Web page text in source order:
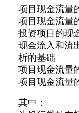
项目现金流量
项目现金流量
投资项目的现
现金流入和流
析的基础
项目现金流量
项目现金流量
其中：